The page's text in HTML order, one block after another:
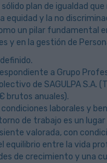
plan de igualdad
equidad y la no
un pilar fundamental
y en la gestión de
a Grupo
de SAGULPA S.A.
brutos anuales).
laborales y
de trabajo es un lugar
valorada, con
equilibrio entre la vida
de crecimiento y una